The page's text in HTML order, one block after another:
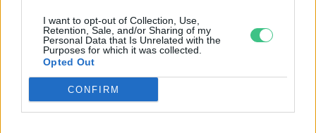
I want to opt-out of Collection, Use,
Retention, Sale, and/or Sharing of my
Personal Data that Is Unrelated with the
Purposes for which it was collected.
Opted Out
CONFIRM
Britanniát is
SZEMLE
Elképesztő felvétel mutatja meg,
mekkora a különbség az áradó és a